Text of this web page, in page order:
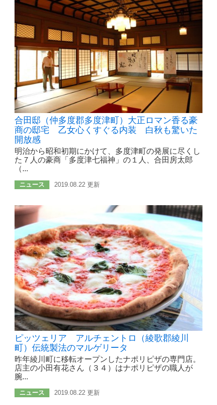
合田邸（仲多度郡多度津町）大正ロマン香る豪
商の邸宅 乙女心くすぐる内装 白秋も驚いた
開放感
明治から昭和初期にかけて、多度津町の発展に尽くし
た７人の豪商「多度津七福神」の１人、合田房太郎
（...
ニュース 2019.08.22 更新
ピッツェリア アルチェントロ（綾歌郡綾川
町）伝統製法のマルゲリータ
昨年綾川町に移転オープンしたナポリピザの専門店。
店主の小田有花さん（３４）はナポリピザの職人が
腕...
ニュース 2019.08.22 更新